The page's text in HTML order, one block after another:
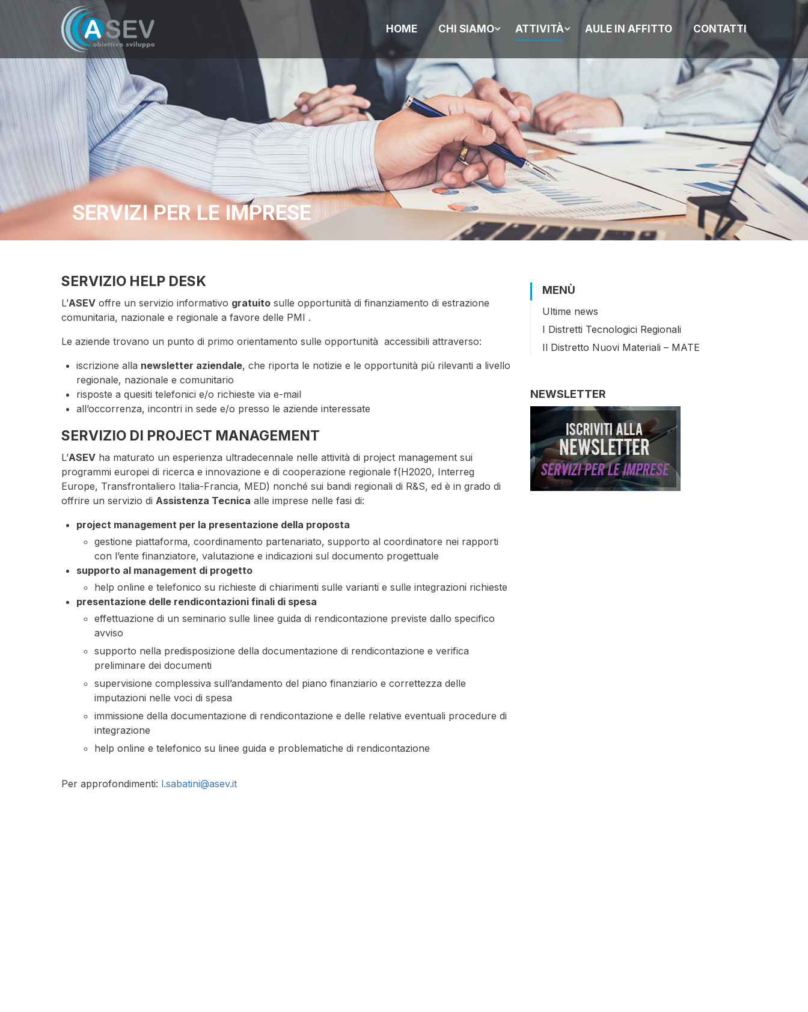
HOME CHI SIAMO ATTIVITÀ AULE IN AFFITTO CONTATTI
SERVIZI PER LE IMPRESE
SERVIZIO HELP DESK
L’ASEV offre un servizio informativo gratuito sulle opportunità di finanziamento di estrazione
comunitaria, nazionale e regionale a favore delle PMI .
Le aziende trovano un punto di primo orientamento sulle opportunità accessibili attraverso:
iscrizione alla newsletter aziendale, che riporta le notizie e le opportunità più rilevanti a livello
regionale, nazionale e comunitario
risposte a quesiti telefonici e/o richieste via e-mail
all’occorrenza, incontri in sede e/o presso le aziende interessate
SERVIZIO DI PROJECT MANAGEMENT
L’ASEV ha maturato un esperienza ultradecennale nelle attività di project management sui
programmi europei di ricerca e innovazione e di cooperazione regionale f(H2020, Interreg
Europe, Transfrontaliero Italia-Francia, MED) nonché sui bandi regionali di R&S, ed è in grado di
offrire un servizio di Assistenza Tecnica alle imprese nelle fasi di:
project management per la presentazione della proposta
gestione piattaforma, coordinamento partenariato, supporto al coordinatore nei rapporti
con l’ente finanziatore, valutazione e indicazioni sul documento progettuale
supporto al management di progetto
help online e telefonico su richieste di chiarimenti sulle varianti e sulle integrazioni richieste
presentazione delle rendicontazioni finali di spesa
effettuazione di un seminario sulle linee guida di rendicontazione previste dallo specifico
avviso
supporto nella predisposizione della documentazione di rendicontazione e verifica
preliminare dei documenti
supervisione complessiva sull’andamento del piano finanziario e correttezza delle
imputazioni nelle voci di spesa
immissione della documentazione di rendicontazione e delle relative eventuali procedure di
integrazione
help online e telefonico su linee guida e problematiche di rendicontazione
Per approfondimenti: l.sabatini@asev.it
MENÙ
Ultime news
I Distretti Tecnologici Regionali
Il Distretto Nuovi Materiali – MATE
NEWSLETTER